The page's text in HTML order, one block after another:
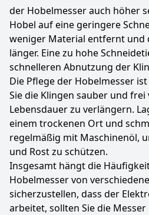
der Hobelmesser auch höher
Hobel auf eine geringere
weniger Material entfernt und
länger. Eine zu hohe
schnelleren Abnutzung der
Die Pflege der Hobelmesser
Sie die Klingen sauber und
Lebensdauer zu verlängern.
einem trockenen Ort und
regelmäßig mit Maschinenöl,
und Rost zu schützen.
Insgesamt hängt die
Hobelmesser von
sicherzustellen, dass der
arbeitet, sollten Sie die